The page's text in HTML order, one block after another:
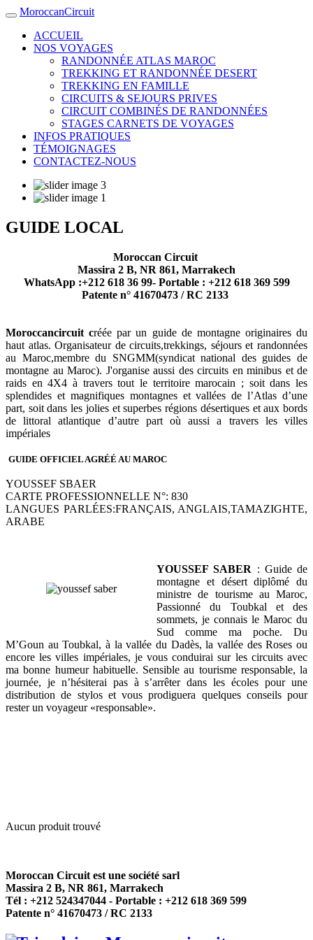
MoroccanCircuit
ACCUEIL
NOS VOYAGES
RANDONNÉE ATLAS MAROC
TREKKING ET RANDONNÉE DESERT
TREKKING EN FAMILLE
CIRCUITS & SEJOURS PRIVES
CIRCUIT COMBINÉS DE RANDONNÉES
STAGES CARNETS DE VOYAGES
INFOS PRATIQUES
TÉMOIGNAGES
CONTACTEZ-NOUS
GUIDE LOCAL
Moroccan Circuit
Massira 2 B, NR 861, Marrakech
WhatsApp :+212 618 36 99- Portable : +212 618 369 599
Patente n° 41670473 / RC 2133
Moroccancircuit créée par un guide de montagne originaires du
haut atlas. Organisateur de circuits,trekkings, séjours et randonnées
au Maroc,membre du SNGMM(syndicat national des guides de
montagne au Maroc). J'organise aussi des circuits en minibus et de
raids en 4X4 à travers tout le territoire marocain ; soit dans les
splendides et magnifiques montagnes et vallées de l’Atlas d’une
part, soit dans les jolies et superbes régions désertiques et aux bords
de littoral atlantique d’autre part où aussi a travers les villes
impériales
GUIDE OFFICIEL AGRÉÉ AU MAROC
YOUSSEF SBAER
CARTE PROFESSIONNELLE N°: 830
LANGUES PARLÉES:FRANÇAIS, ANGLAIS,TAMAZIGHTE,
ARABE
YOUSSEF SABER : Guide de
montagne et désert diplômé du
ministre de tourisme au Maroc,
Passionné du Toubkal et des
sommets, je connais le Maroc du
Sud comme ma poche. Du
M’Goun au Toubkal, à la vallée du Dadès, la vallée des Roses ou
encore les villes impériales, je vous conduirai sur les circuits avec
ma bonne humeur habituelle. Sensible au tourisme responsable, la
journée, je n’hésiterai pas à s’arrêter dans les écoles pour une
distribution de stylos et vous prodiguera quelques conseils pour
rester un voyageur «responsable».
Aucun produit trouvé
Moroccan Circuit est une société sarl
Massira 2 B, NR 861, Marrakech
Tél : +212 524347044 - Portable : +212 618 369 599
Patente n° 41670473 / RC 2133